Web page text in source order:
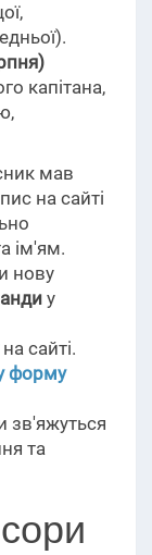
капітана,
мав
на сайті
ім'ям.
нову
у
на сайті.
форму
зв'яжуться
та